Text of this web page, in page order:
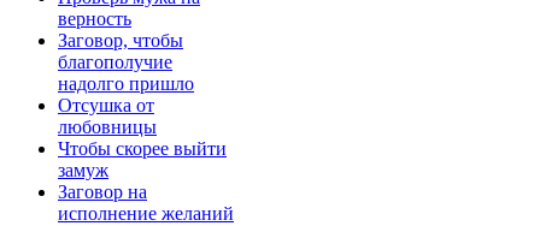
верность
Заговор, чтобы
благополучие
надолго пришло
Отсушка от
любовницы
Чтобы скорее выйти
замуж
Заговор на
исполнение желаний